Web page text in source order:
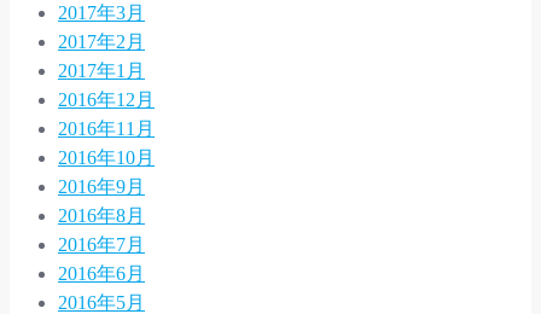
2017年3月
2017年2月
2017年1月
2016年12月
2016年11月
2016年10月
2016年9月
2016年8月
2016年7月
2016年6月
2016年5月